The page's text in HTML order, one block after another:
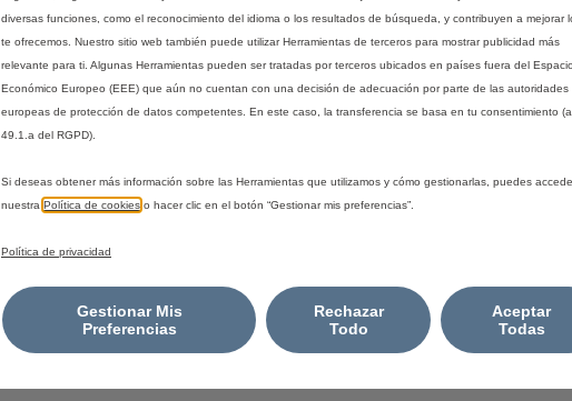
diversas funciones, como el reconocimiento del idioma o los resultados de búsqueda, y contribuyen a mejorar
te ofrecemos. Nuestro sitio web también puede utilizar Herramientas de terceros para mostrar publicidad más
relevante para ti. Algunas Herramientas pueden ser tratadas por terceros ubicados en países fuera del Espacio
Económico Europeo (EEE) que aún no cuentan con una decisión de adecuación por parte de las autoridades
europeas de protección de datos competentes. En este caso, la transferencia se basa en tu consentimiento
49.1.a del RGPD).
Si deseas obtener más información sobre las Herramientas que utilizamos y cómo gestionarlas, puedes
nuestra Política de cookies o hacer clic en el botón “Gestionar mis preferencias”.
Política de privacidad
Gestionar Mis
Preferencias
Aceptar
Todas
Rechazar
Todo